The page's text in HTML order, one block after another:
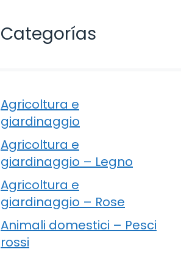
Categorías
Agricoltura e
giardinaggio
Agricoltura e
giardinaggio – Legno
Agricoltura e
giardinaggio – Rose
Animali domestici – Pesci
rossi